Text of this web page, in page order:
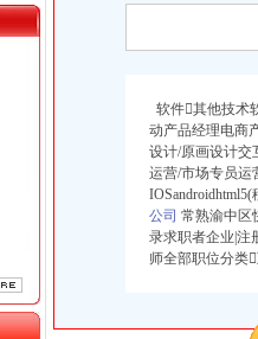
100万 （进出口权）
商注册）
万 （进出口权）
高100万 （进出口权）
软件其他技术
动产品经理电商
设计/原画设计交
运营/市场专员运
公司 常熟渝中区
录求职者企业|注
师全部职位分类